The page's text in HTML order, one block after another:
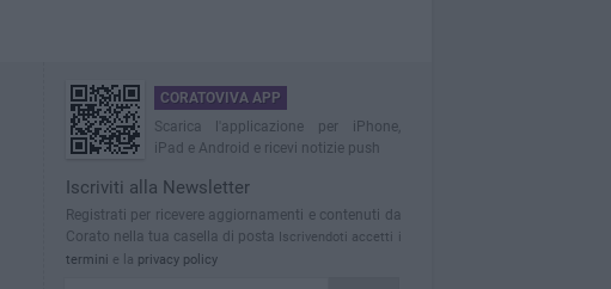
CORATOVIVA APP
Scarica l'applicazione per iPhone,
iPad e Android e ricevi notizie push
Iscriviti alla Newsletter
Registrati per ricevere aggiornamenti e contenuti da
Corato nella tua casella di posta Iscrivendoti accetti i
termini e la privacy policy